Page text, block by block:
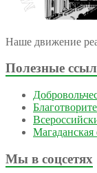
Наше движение
Полезные
Магаданская
Мы в соцсетях